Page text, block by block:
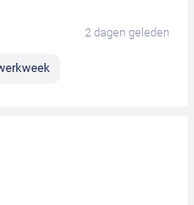
2 dagen geleden